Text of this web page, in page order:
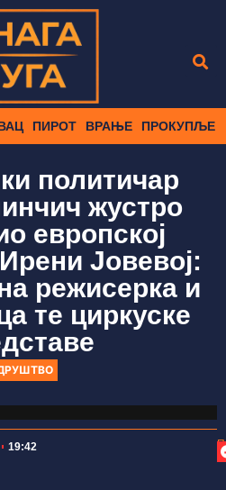
ПИРОТ ВРАЊЕ ПРОКУПЉЕ
политичар
жустро
европској
Јовевој:
режисерка и
те циркуске
19:42